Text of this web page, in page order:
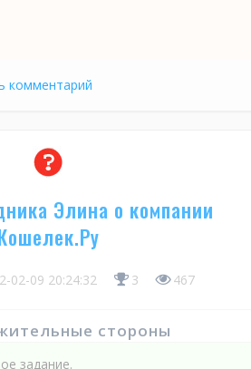
комментарий
Элина о компании
02-09 20:24:32 3 467
стороны
задание.